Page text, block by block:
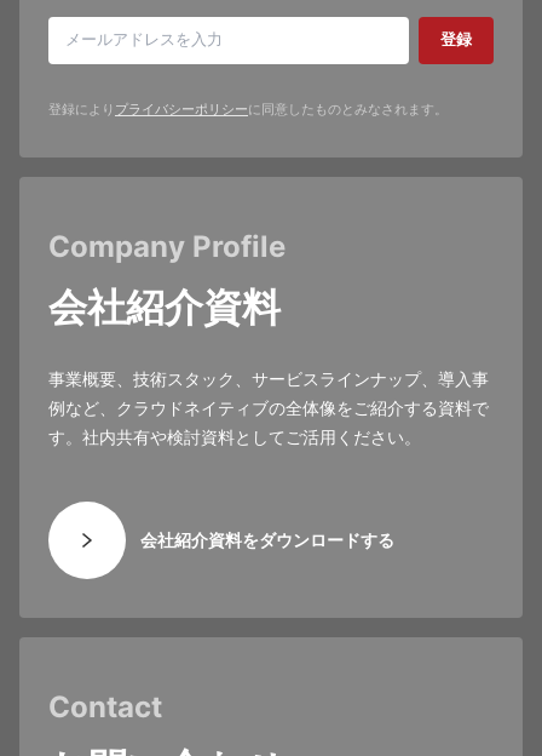
登録
登録により プライバシーポリシーに同意したものとみなされます。
Company Profile
会社紹介資料
事業概要、技術スタック、サービスラインナップ、導入事
例など、クラウドネイティブの全体像をご紹介する資料で
す。社内共有や検討資料としてご活用ください。
会社紹介資料をダウンロードする
Contact